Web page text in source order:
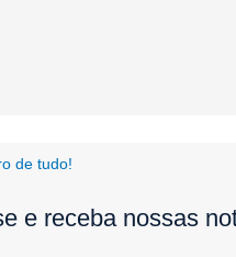
de tudo!
e receba nossas